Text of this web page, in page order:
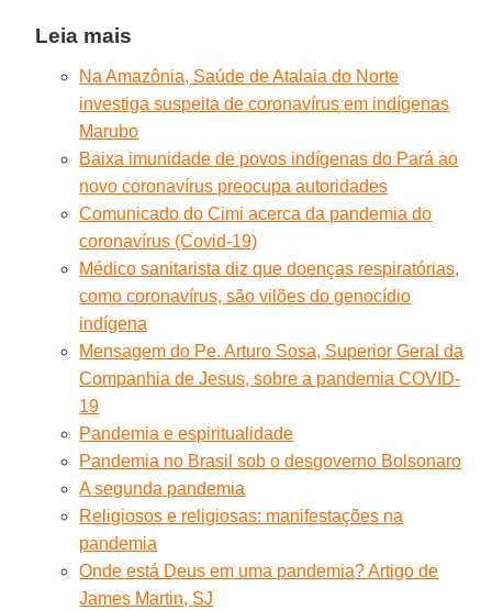
Leia mais
Na Amazônia, Saúde de Atalaia do Norte
investiga suspeita de coronavírus em indígenas
Marubo
Baixa imunidade de povos indígenas do Pará ao
novo coronavírus preocupa autoridades
Comunicado do Cimi acerca da pandemia do
coronavírus (Covid-19)
Médico sanitarista diz que doenças respiratórias,
como coronavírus, são vilões do genocídio
indígena
Mensagem do Pe. Arturo Sosa, Superior Geral da
Companhia de Jesus, sobre a pandemia COVID-
19
Pandemia e espiritualidade
Pandemia no Brasil sob o desgoverno Bolsonaro
A segunda pandemia
Religiosos e religiosas: manifestações na
pandemia
Onde está Deus em uma pandemia? Artigo de
James Martin, SJ